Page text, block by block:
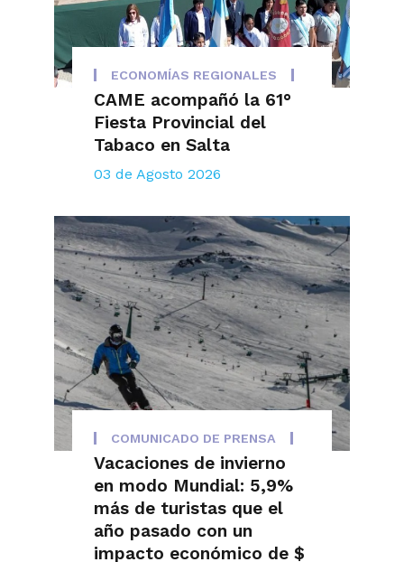
ECONOMÍAS REGIONALES
CAME acompañó la 61°
Fiesta Provincial del
Tabaco en Salta
03 de Agosto 2026
COMUNICADO DE PRENSA
Vacaciones de invierno
en modo Mundial: 5,9%
más de turistas que el
año pasado con un
impacto económico de $